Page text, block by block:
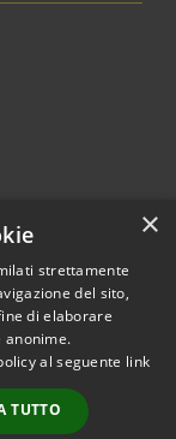
2026 • Comune di
Cremonese •
byMunicipium
×
strettamente
del sito,
di elaborare
anonime.
al seguente link
TUTTO